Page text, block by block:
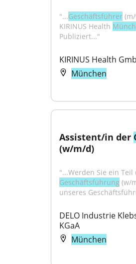
"...Geschäftsführer
KIRINUS Health
Publiziert..."
KIRINUS Health
München
Assistent/in der
(w/m/d)
Geschäftsführung (w/
unseres
DELO Industrie
KGaA
München